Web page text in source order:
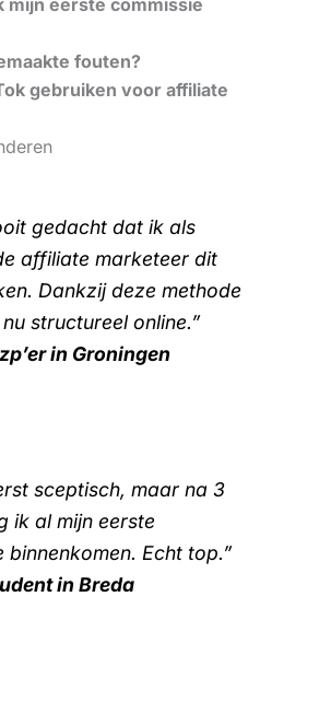
fouten?
gebruiken voor affiliate
gedacht dat ik als
affiliate marketeer dit
Dankzij deze methode
structureel online.”
in Groningen
sceptisch, maar na 3
ik al mijn eerste
binnenkomen. Echt top.”
in Breda